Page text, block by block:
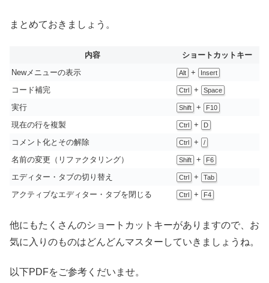
まとめておきましょう。
内容
ショートカットキー
Newメニューの表示
Alt + Insert
コード補完 Ctrl + Space
実行 Shift + F10
現在の行を複製 Ctrl + D
コメント化とその解除 Ctrl + /
名前の変更（リファクタリング） Shift + F6
エディター・タブの切り替え Ctrl + Tab
アクティブなエディター・タブを閉じる Ctrl + F4
他にもたくさんのショートカットキーがありますので、お
気に入りのものはどんどんマスターしていきましょうね。
以下PDFをご参考くだいませ。